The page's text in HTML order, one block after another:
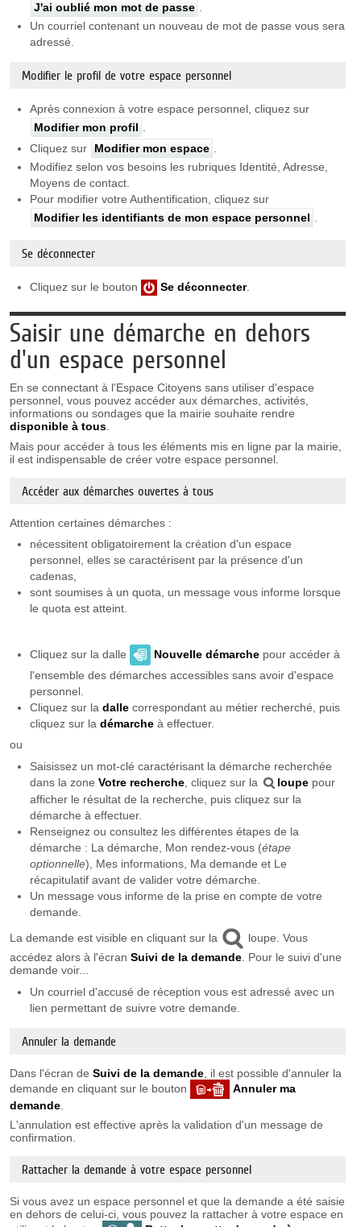
J'ai oublié mon mot de passe
Un courriel contenant un nouveau de mot de passe vous sera
adressé.
Modifier le profil de votre espace personnel
Après connexion à votre espace personnel, cliquez sur
Modifier mon profil
Cliquez sur Modifier mon espace
Modifiez selon vos besoins les rubriques Identité, Adresse,
Moyens de contact.
Pour modifier votre Authentification, cliquez sur
Modifier les identifiants de mon espace personnel
Se déconnecter
Cliquez sur le bouton Se déconnecter.
Saisir une démarche en dehors
d'un espace personnel
En se connectant à l'Espace Citoyens sans utiliser d'espace
personnel, vous pouvez accéder aux démarches, activités,
informations ou sondages que la mairie souhaite rendre
disponible à tous.
Mais pour accéder à tous les éléments mis en ligne par la mairie,
il est indispensable de créer votre espace personnel.
Accéder aux démarches ouvertes à tous
Attention certaines démarches :
nécessitent obligatoirement la création d'un espace
personnel, elles se caractérisent par la présence d'un
cadenas,
sont soumises à un quota, un message vous informe lorsque
le quota est atteint.
Cliquez sur la dalle Nouvelle démarchepour accéder à
l'ensemble des démarches accessibles sans avoir d'espace
personnel.
Cliquez sur la dallecorrespondant au métier recherché, puis
cliquez sur la démarcheà effectuer.
ou
Saisissez un mot-clé caractérisant la démarche recherchée
dans la zone Votre recherche, cliquez sur la loupepour
afficher le résultat de la recherche, puis cliquez sur la
démarche à effectuer.
Renseignez ou consultez les différentes étapes de la
démarche : La démarche, Mon rendez-vous (étape
optionnelle), Mes informations, Ma demande et Le
récapitulatif avant de valider votre démarche.
Un message vous informe de la prise en compte de votre
demande.
La demande est visible en cliquant sur la
loupe. Vous
accédez alors à l'écran Suivi de la demande. Pour le suivi d'une
demande voir...
Un courriel d'accusé de réception vous est adressé avec un
lien permettant de suivre votre demande.
Annuler la demande
Dans l'écran de Suivi de la demande, il est possible d'annuler la
demande en cliquant sur le bouton
Annuler ma
demande.
L'annulation est effective après la validation d'un message de
confirmation.
Rattacher la demande à votre espace personnel
Si vous avez un espace personnel et que la demande a été saisie
en dehors de celui-ci, vous pouvez la rattacher à votre espace en